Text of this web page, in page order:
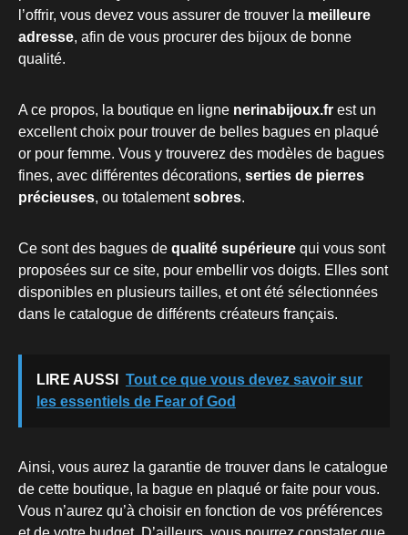
l’offrir, vous devez vous assurer de trouver la meilleure
adresse, afin de vous procurer des bijoux de bonne
qualité.
A ce propos, la boutique en ligne nerinabijoux.fr est un
excellent choix pour trouver de belles bagues en plaqué
or pour femme. Vous y trouverez des modèles de bagues
fines, avec différentes décorations, serties de pierres
précieuses, ou totalementsobres.
Ce sont des bagues de qualité supérieure qui vous sont
proposées sur ce site, pour embellir vos doigts. Elles sont
disponibles en plusieurs tailles, et ont été sélectionnées
dans le catalogue de différents créateurs français.
LIRE AUSSI
Tout ce que vous devez savoir sur
les essentiels de Fear of God
Ainsi, vous aurez la garantie de trouver dans le catalogue
de cette boutique, la bague en plaqué or faite pour vous.
Vous n’aurez qu’à choisir en fonction de vos préférences